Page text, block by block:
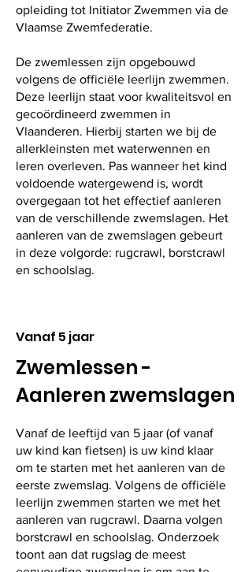
opleiding tot Initiator Zwemmen via de
Vlaamse Zwemfederatie.
De zwemlessen zijn opgebouwd
volgens de officiële leerlijn zwemmen.
Deze leerlijn staat voor kwaliteitsvol en
gecoördineerd zwemmen in
Vlaanderen. Hierbij starten we bij de
allerkleinsten met waterwennen en
leren overleven. Pas wanneer het kind
voldoende watergewend is, wordt
overgegaan tot het effectief aanleren
van de verschillende zwemslagen.​ Het
aanleren van de zwemslagen gebeurt
in deze volgorde: rugcrawl, borstcrawl
en schoolslag.
Vanaf 5 jaar
Zwemlessen -
Aanleren zwemslagen
Vanaf de leeftijd van 5 jaar (of vanaf
uw kind kan fietsen) is uw kind klaar
om te starten met het aanleren van de
eerste zwemslag. Volgens de officiële
leerlijn zwemmen starten we met het
aanleren van rugcrawl. Daarna volgen
borstcrawl en schoolslag. Onderzoek
toont aan dat rugslag de meest